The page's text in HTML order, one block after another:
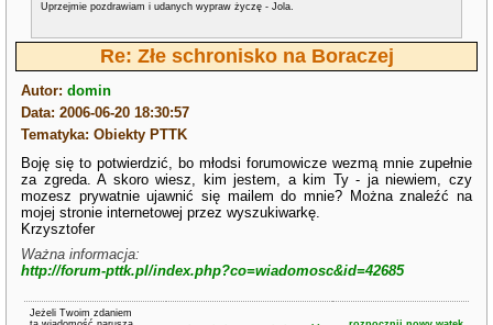
Uprzejmie pozdrawiam i udanych wypraw życzę - Jola.
Re: Złe schronisko na Boraczej
Autor:domin
Data: 2006-06-20 18:30:57
Tematyka: Obiekty PTTK
Boję się to potwierdzić, bo młodsi forumowicze wezmą mnie zupełnie
za zgreda. A skoro wiesz, kim jestem, a kim Ty - ja niewiem, czy
mozesz prywatnie ujawnić się mailem do mnie? Można znaleźć na
mojej stronie internetowej przez wyszukiwarkę.
Krzysztofer
Ważna informacja:
http://forum-pttk.pl/index.php?co=wiadomosc&id=42685
Jeżeli Twoim zdaniem